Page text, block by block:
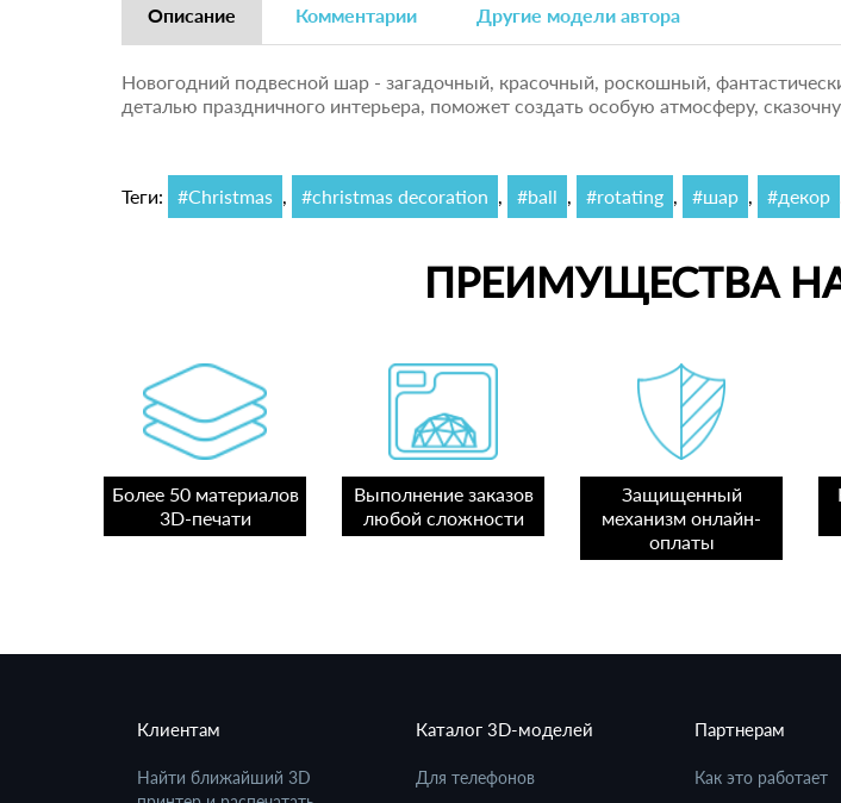
Описание Комментарии Другие модели автора
Новогодний подвесной шар - загадочный, красочный, роскошный,
деталью праздничного интерьера, поможет создать особую атмосферу,
Теги: #Christmas , #christmas decoration , #ball , #rotating , #шар , #декор
ПРЕИМУЩЕСТВА
Более 50 материалов
3D-печати
Выполнение заказов
любой сложности
Защищенный
механизм онлайн-
оплаты
Клиентам
Найти ближайший 3D
Каталог 3D-моделей
Для телефонов
Партнерам
Как это работает